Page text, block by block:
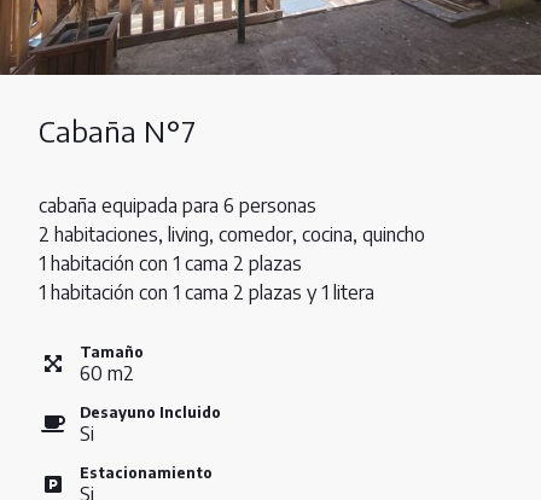
Cabaña N°7
cabaña equipada para 6 personas
2 habitaciones, living, comedor, cocina, quincho
1 habitación con 1 cama 2 plazas
1 habitación con 1 cama 2 plazas y 1 litera
Tamaño
60 m2
Desayuno Incluido
Si
Estacionamiento
Si